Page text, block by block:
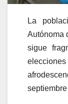
La
Autónoma
sigue